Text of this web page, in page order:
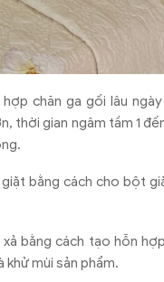
chăn ga gối lâu
thời gian ngâm tầm 1
bằng cách cho bột
xả bằng cách tạo hỗn
khử mùi sản phẩm.